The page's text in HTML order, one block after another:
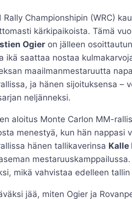
Rally Championshipin (WRC)
kärkipaikoista. Tämä
Ogier on jälleen
ikä saattaa nostaa
maailmanmestaruutta
ja hänen sijoituksensa –
neljänneksi.
aloitus Monte Carlon MM-
menestyä, kun hän nappasi
hänen tallikaverinsa Kalle
mikä vahvistaa edelleen
jää, miten Ogier ja